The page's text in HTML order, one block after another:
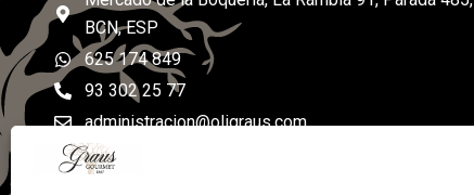
BCN, ESP
625 174 849
93 302 25 77
administracion@oligraus.com
De lunes a sábados: de 8h a 19h